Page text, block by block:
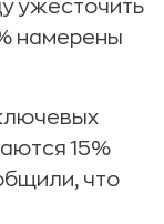
ужесточить
намерены
15%
что